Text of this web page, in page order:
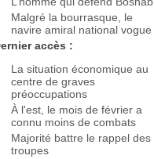
Malgré la bourrasque, le
navire amiral national vogue
accès :
La situation économique au
centre de graves
préoccupations
À l'est, le mois de février a
connu moins de combats
Majorité battre le rappel des
troupes